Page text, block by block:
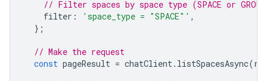
// Filter spaces by space type (SPACE or
filter : 'space_type = "SPACE"' ,
};
// Make the request
const pageResult = chatClient. listSpacesAsync(